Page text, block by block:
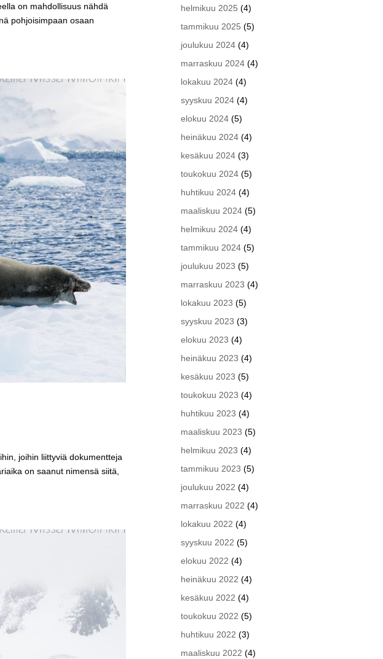
on mahdollisuus nähdä
pohjoisimpaan osaan
joihin liittyviä dokumentteja
on saanut nimensä siitä,
helmikuu 2025 (4)
tammikuu 2025 (5)
joulukuu 2024 (4)
marraskuu 2024 (4)
lokakuu 2024 (4)
syyskuu 2024 (4)
elokuu 2024 (5)
heinäkuu 2024 (4)
kesäkuu 2024 (3)
toukokuu 2024 (5)
huhtikuu 2024 (4)
maaliskuu 2024 (5)
helmikuu 2024 (4)
tammikuu 2024 (5)
joulukuu 2023 (5)
marraskuu 2023 (4)
lokakuu 2023 (5)
syyskuu 2023 (3)
elokuu 2023 (4)
heinäkuu 2023 (4)
kesäkuu 2023 (5)
toukokuu 2023 (4)
huhtikuu 2023 (4)
maaliskuu 2023 (5)
helmikuu 2023 (4)
tammikuu 2023 (5)
joulukuu 2022 (4)
marraskuu 2022 (4)
lokakuu 2022 (4)
syyskuu 2022 (5)
elokuu 2022 (4)
heinäkuu 2022 (4)
kesäkuu 2022 (4)
toukokuu 2022 (5)
huhtikuu 2022 (3)
maaliskuu 2022 (4)